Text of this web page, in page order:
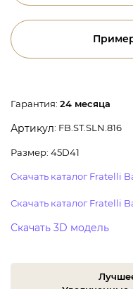
Гарантия: 24 месяца
Артикул: FB.ST.SLN.816
Размер: 45D41
Скачать каталог Fratelli
Скачать каталог Fratelli
Скачать 3D модель